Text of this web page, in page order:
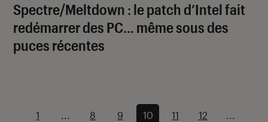
Spectre/Meltdown : le patch d’Intel fait
redémarrer des PC… même sous des
puces récentes
1 ... 8 9 10 11 12 ...